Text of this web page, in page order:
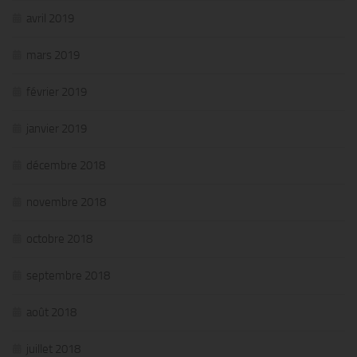
avril 2019
mars 2019
février 2019
janvier 2019
décembre 2018
novembre 2018
octobre 2018
septembre 2018
août 2018
juillet 2018